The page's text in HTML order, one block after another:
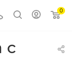
0
с